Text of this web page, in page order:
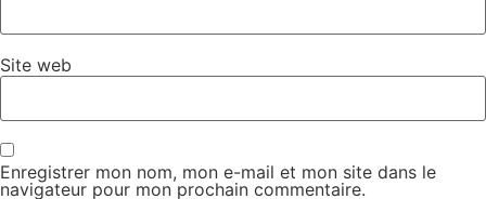
Site web
Enregistrer mon nom, mon e-mail et mon site dans le
navigateur pour mon prochain commentaire.